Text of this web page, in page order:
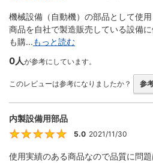
機械設備（自動機）の部品として使
商品を自社で製造販売している設備
も購...もっと読む
0人が参考にしています。
このレビューは参考になりましたか？ 参
内製設備用部品
5.0 2021/11/30
使用実績のある商品なので品質に問